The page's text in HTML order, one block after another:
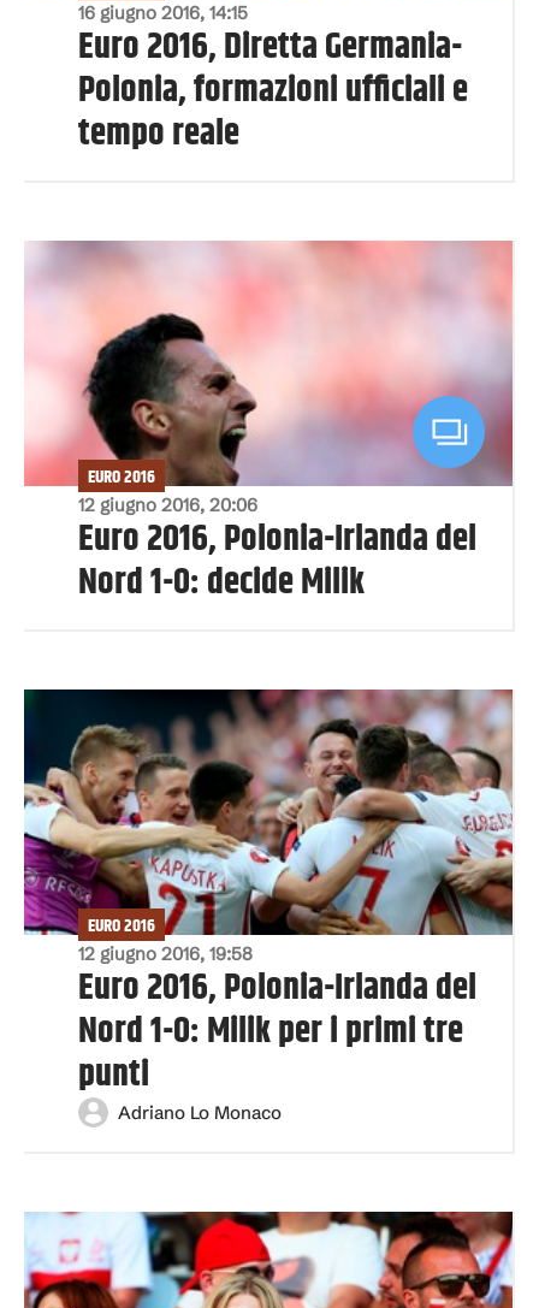
16 giugno 2016, 14:15
Euro 2016, Diretta Germania-
Polonia, formazioni ufficiali e
tempo reale
12 giugno 2016, 20:06
EURO 2016
Euro 2016, Polonia-Irlanda del
Nord 1-0: decide Milik
12 giugno 2016, 19:58
EURO 2016
Euro 2016, Polonia-Irlanda del
Nord 1-0: Milik per i primi tre
punti
Adriano Lo Monaco